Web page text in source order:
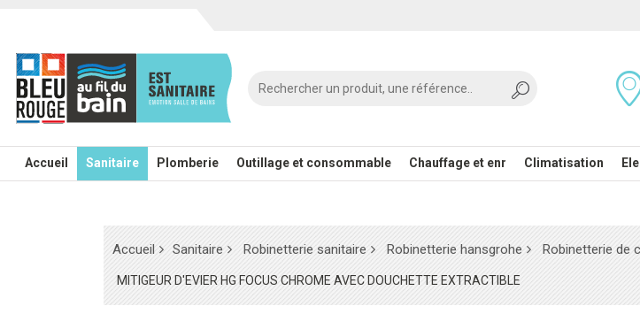
Accueil Sanitaire Plomberie Outillage et consommable Chauffage et enr Climatisation
Accueil Sanitaire Robinetterie sanitaire Robinetterie hansgrohe Robinetterie de
MITIGEUR D'EVIER HG FOCUS CHROME AVEC DOUCHETTE EXTRACTIBLE